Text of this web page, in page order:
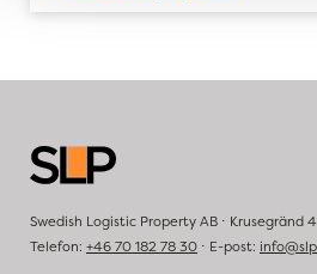
Swedish Logistic Property AB ⋅ Krusegränd
Telefon: +46 70 182 78 30 ⋅ E-post: